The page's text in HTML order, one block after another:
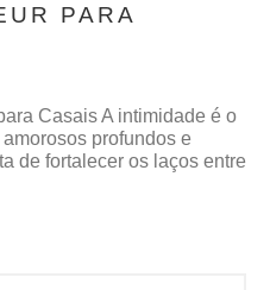
PARA
Casais A intimidade é o
profundos e
de fortalecer os laços entre